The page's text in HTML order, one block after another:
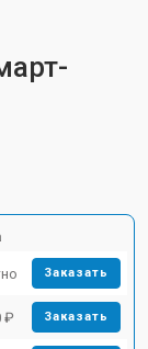
Заказать
₽ Заказать